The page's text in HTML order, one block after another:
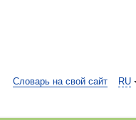
RU
Словарь на свой сайт